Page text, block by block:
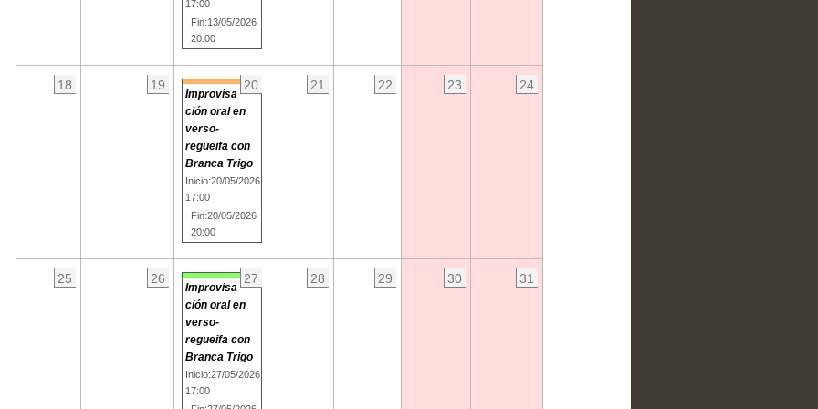
17:00
Fin:13/05/2026
20:00
18 19 20
Improvisa
ción oral en
verso-
regueifa con
Branca Trigo
Inicio:20/05/2026
17:00
Fin:20/05/2026
20:00
21 22 23 24
25 26 27
Improvisa
ción oral en
verso-
regueifa con
Branca Trigo
Inicio:27/05/2026
17:00
28 29 30 31